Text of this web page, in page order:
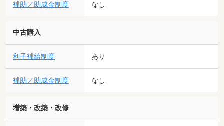
補助／助成金制度 なし
中古購入
利子補給制度 あり
補助／助成金制度 なし
増築・改築・改修